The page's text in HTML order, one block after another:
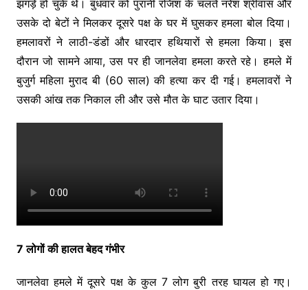
झगड़े हो चुके थे। बुधवार को पुरानी रंजिश के चलते नरेश श्रीवास और
उसके दो बेटों ने मिलकर दूसरे पक्ष के घर में घुसकर हमला बोल दिया।
हमलावरों ने लाठी-डंडों और धारदार हथियारों से हमला किया। इस
दौरान जो सामने आया, उस पर ही जानलेवा हमला करते रहे। हमले में
बुजुर्ग महिला मुराद बी (60 साल) की हत्या कर दी गई। हमलावरों ने
उसकी आंख तक निकाल ली और उसे मौत के घाट उतार दिया।
7 लोगों की हालत बेहद गंभीर
जानलेवा हमले में दूसरे पक्ष के कुल 7 लोग बुरी तरह घायल हो गए।